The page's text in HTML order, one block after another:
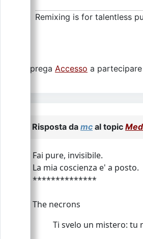
Remixing is for talentless
Si prega Accesso a
Risposta da mc al topic
Fai pure, invisibile.
La mia coscienza e' a posto.
**************
The necrons
Ti svelo un mistero: tu